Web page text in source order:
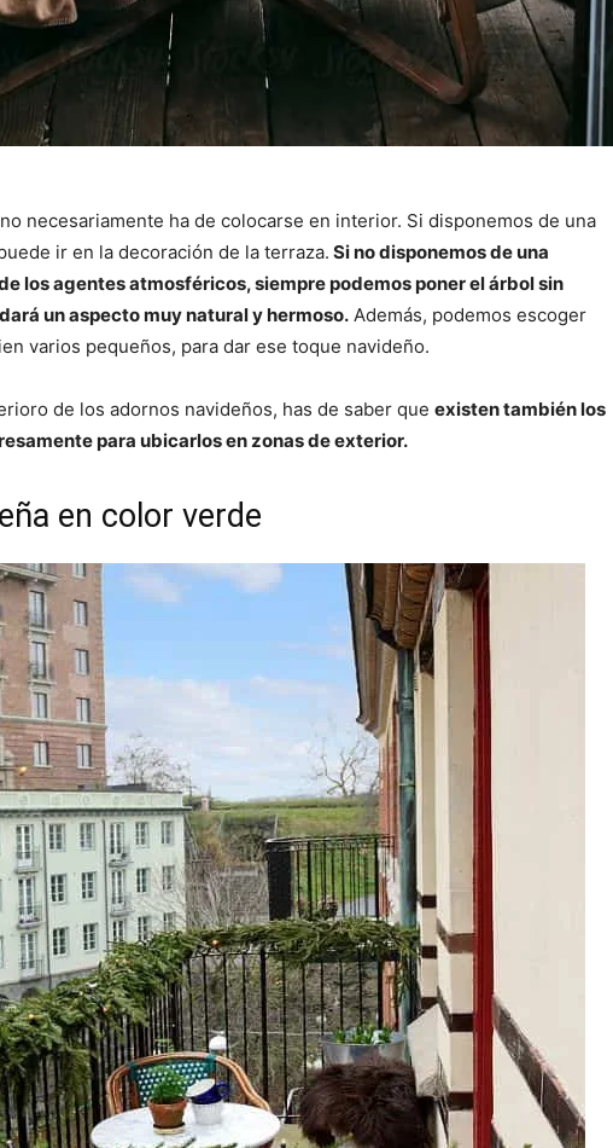
necesariamente ha de colocarse en interior. Si disponemos de una
ir en la decoración de la terraza. Si no disponemos de una
los agentes atmosféricos, siempre podemos poner el árbol sin
un aspecto muy natural y hermoso. Además, podemos escoger
varios pequeños, para dar ese toque navideño.
de los adornos navideños, has de saber que existen también los
para ubicarlos en zonas de exterior.
en color verde